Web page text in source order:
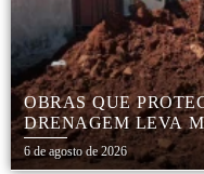
OBRAS QUE
DRENAGEM LEVA
TRANQUILIDADE
5
6 de agosto de 2026